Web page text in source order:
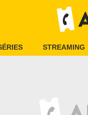
STREAMING